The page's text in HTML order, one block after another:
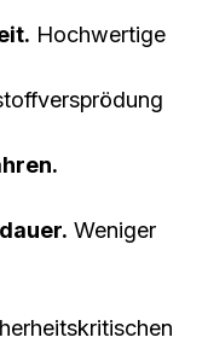
Hochwertige
Weniger